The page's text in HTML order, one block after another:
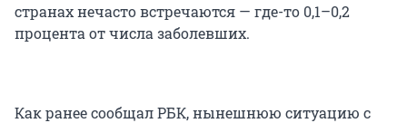
странах нечасто встречаются — где-то 0,1–0,2
процента от числа заболевших.
Как ранее сообщал РБК, нынешнюю ситуацию с